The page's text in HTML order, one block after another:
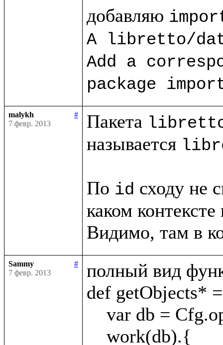
добавляю
A libretto/
Add a
package
malykh
#
7 февр. 2013
Пакета
называется
По id сходу не
каком
Sammy
#
7 февр. 2013
полный вид
def getObjects*